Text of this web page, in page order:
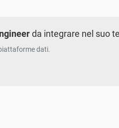
da integrare nel suo
dati.